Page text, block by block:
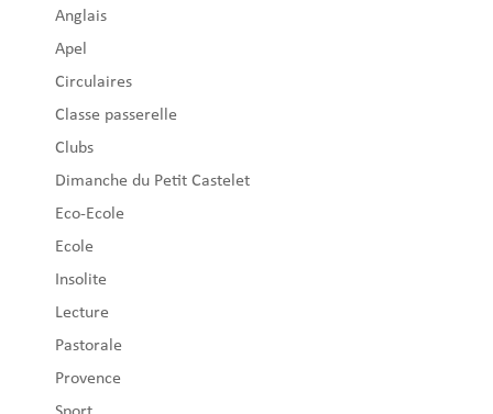
Anglais
Apel
Circulaires
Classe passerelle
Clubs
Dimanche du Petit Castelet
Eco-Ecole
Ecole
Insolite
Lecture
Pastorale
Provence